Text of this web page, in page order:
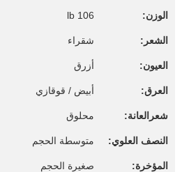
الوزن: 106 lb
الشعر: شقراء
العيون: أزرق
العرق: أبيض / قوقازي
شعرالعانة: محلوق
النصف العلوي: متوسطة الحجم
المؤخرة: صغيرة الحجم